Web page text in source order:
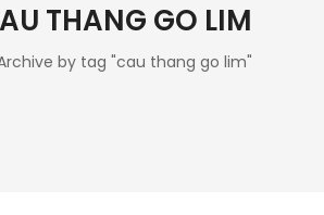
THANG GO LIM
by tag "cau thang go lim"